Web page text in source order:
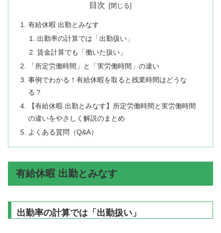
目次
有給休暇 出勤とみなす
出勤率の計算では「出勤扱い」
賃金計算でも「働いた扱い」
「所定労働時間」と「実労働時間」の違い
事例でわかる！有給休暇を取ると残業時間はどうな
る？
【有給休暇 出勤とみなす】所定労働時間と実労働時間
の違いをやさしく解説のまとめ
よくある質問（Q&A）
有給休暇 出勤とみなす
出勤率の計算では「出勤扱い」